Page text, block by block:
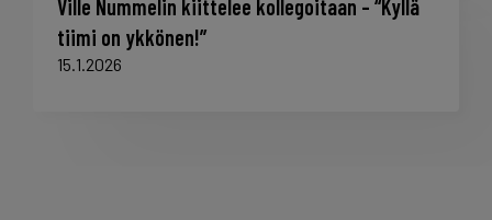
Ville Nummelin kiittelee kollegoitaan – “Kyllä
tiimi on ykkönen!”
15.1.2026